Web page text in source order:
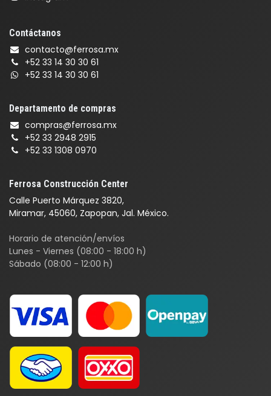
Ferrosa Construcción Center
Calle Puerto Márquez 3820,
Miramar, 45060, Zapopan, Jal. México.
Horario de atención/envíos
Lunes - Viernes (08:00 - 18:00 h)
Sábado (08:00 - 12:00 h)
Contáctanos
contacto@ferrosa.mx
+52 33 14 30 30 61
+52 33 14 30 30 61
Departamento de compras
compras@ferrosa.mx
+52 33 2948 2915
+52 33 1308 0970